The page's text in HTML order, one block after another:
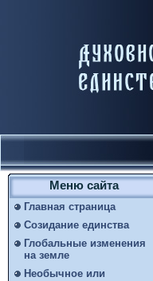
Меню сайта
Главная страница
Созидание единства
Глобальные изменения
на земле
Необычное или